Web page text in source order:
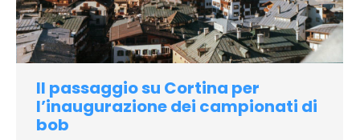
Il passaggio su Cortina per
l’inaugurazione dei campionati di
bob